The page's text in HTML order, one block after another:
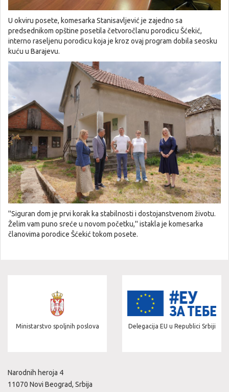
U okviru posete, komesarka Stanisavljević je zajedno sa
predsednikom opštine posetila četvoročlanu porodicu Šćekić,
interno raseljenu porodicu koja je kroz ovaj program dobila seosku
kuću u Barajevu.
''Siguran dom je prvi korak ka stabilnosti i dostojanstvenom životu.
Želim vam puno sreće u novom početku,'' istakla je komesarka
članovima porodice Šćekić tokom posete.
Delegacija EU u Republici Srbiji Ministarstvo zdravlja
Narodnih heroja 4
11070 Novi Beograd, Srbija